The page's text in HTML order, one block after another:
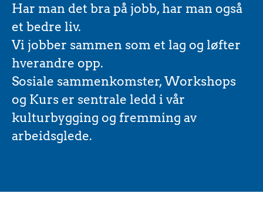
Har man det bra på jobb, har man også
et bedre liv.
Vi jobber sammen som et lag og løfter
hverandre opp.
Sosiale sammenkomster, Workshops
og Kurs er sentrale ledd i vår
kulturbygging og fremming av
arbeidsglede.